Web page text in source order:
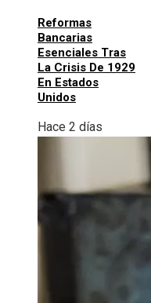
Reformas
Bancarias
Esenciales Tras
La Crisis De 1929
En Estados
Unidos
Hace 2 días